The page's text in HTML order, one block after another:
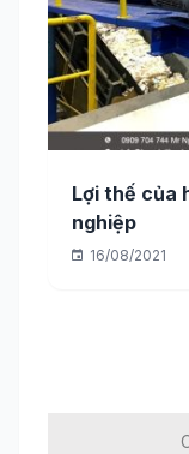
Lợi thế của
nghiệp
16/08/2021